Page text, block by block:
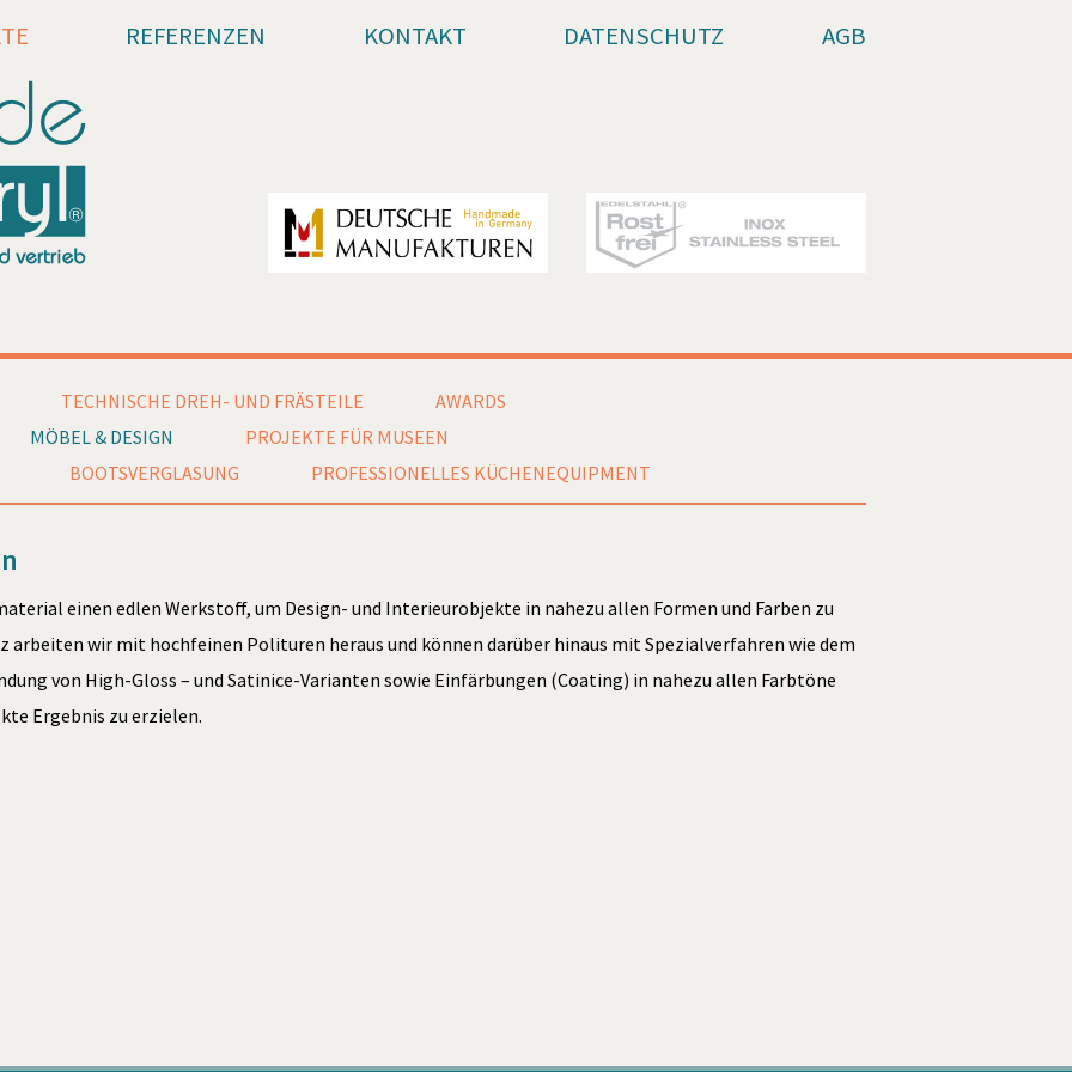
REFERENZEN KONTAKT DATENSCHUTZ AGB
TECHNISCHE DREH- UND FRÄSTEILE
AWARDS
MÖBEL & DESIGN
PROJEKTE FÜR MUSEEN
BOOTSVERGLASUNG PROFESSIONELLES KÜCHENEQUIPMENT
einen edlen Werkstoff, um Design- und Interieurobjekte in nahezu allen Formen und Farben zu
arbeiten wir mit hochfeinen Polituren heraus und können darüber hinaus mit Spezialverfahren wie dem
von High-Gloss – und Satinice-Varianten sowie Einfärbungen (Coating) in nahezu allen Farbtöne
Ergebnis zu erzielen.